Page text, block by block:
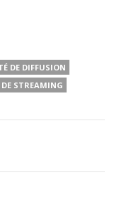
DE DIFFUSION
STREAMING